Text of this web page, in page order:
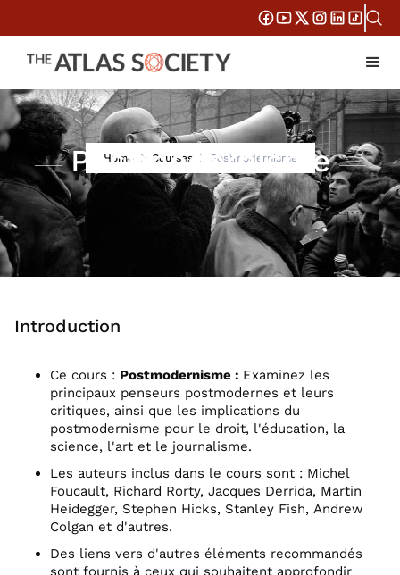
Home Courses Postmodernisme
Postmodernisme
Introduction
Ce cours : Postmodernisme : Examinez les
principaux penseurs postmodernes et leurs
critiques, ainsi que les implications du
postmodernisme pour le droit, l'éducation, la
science, l'art et le journalisme.
Les auteurs inclus dans le cours sont : Michel
Foucault, Richard Rorty, Jacques Derrida, Martin
Heidegger, Stephen Hicks, Stanley Fish, Andrew
Colgan et d'autres.
Des liens vers d'autres éléments recommandés
sont fournis à ceux qui souhaitent approfondir